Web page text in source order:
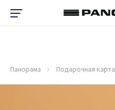
Панорама Подарочная карта